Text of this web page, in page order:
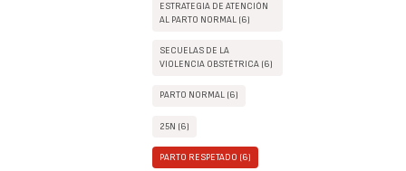
ESTRATEGIA DE ATENCIÓN
AL PARTO NORMAL (6)
SECUELAS DE LA
VIOLENCIA OBSTÉTRICA (6)
PARTO NORMAL (6)
25N (6)
PARTO RESPETADO (6)